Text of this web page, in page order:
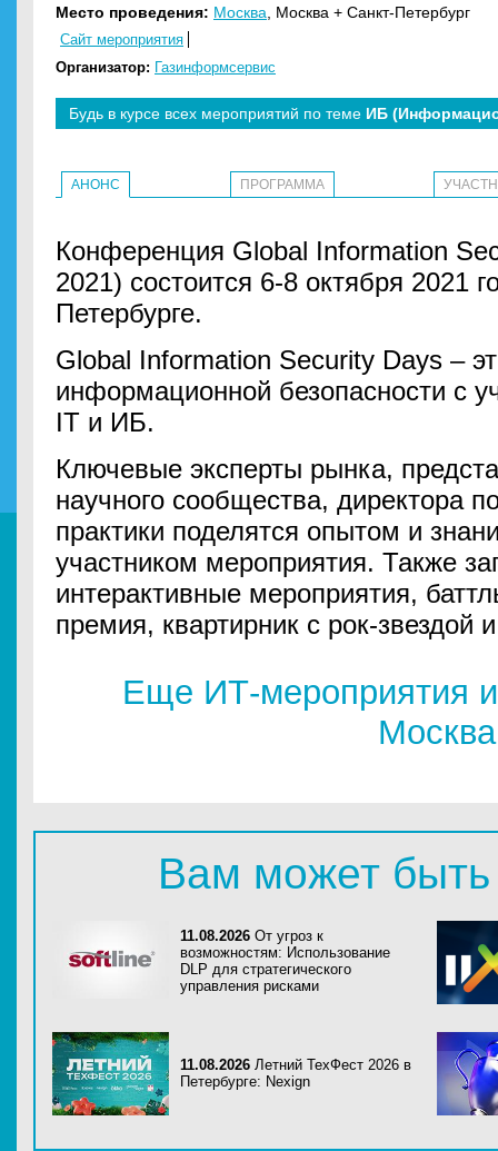
Место проведения: Москва , Москва + Санкт-Петербург
Сайт мероприятия
Организатор: Газинформсервис
Будь в курсе всех мероприятий по теме ИБ
АНОНС ПРОГРАММА
Конференция Global Information
2021) состоится 6-8 октября 2021
Петербурге.
Global Information Security Days –
информационной безопасности с
IT и ИБ.
Ключевые эксперты рынка,
научного сообщества, директора
практики поделятся опытом и
участником мероприятия. Также
интерактивные мероприятия,
премия, квартирник с рок-звездой
Еще ИТ-мероприятия
Москва
Вам может быть
11.08.2026 От угроз к
возможностям: Использование
DLP для стратегического
управления рисками
11.08.2026 Летний ТехФест 2026 в
Петербурге: Nexign